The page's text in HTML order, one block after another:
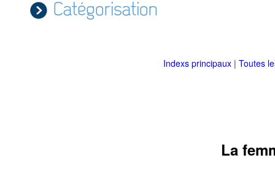
Catégorisation
Indexs principaux | Toutes
La